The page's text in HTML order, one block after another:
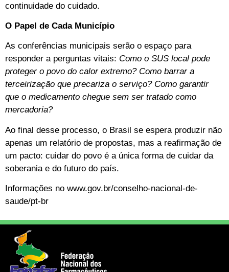
continuidade do cuidado.
O Papel de Cada Município
As conferências municipais serão o espaço para
responder a perguntas vitais: Como o SUS local pode
proteger o povo do calor extremo? Como barrar a
terceirização que precariza o serviço? Como garantir
que o medicamento chegue sem ser tratado como
mercadoria?
Ao final desse processo, o Brasil se espera produzir não
apenas um relatório de propostas, mas a reafirmação de
um pacto: cuidar do povo é a única forma de cuidar da
soberania e do futuro do país.
Informações no www.gov.br/conselho-nacional-de-
saude/pt-br